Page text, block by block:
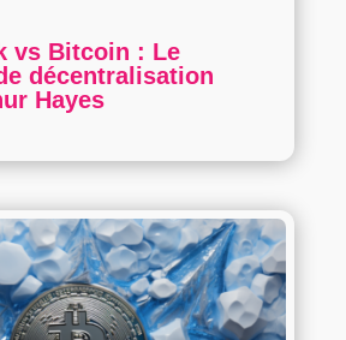
vs Bitcoin : Le
décentralisation
Hayes